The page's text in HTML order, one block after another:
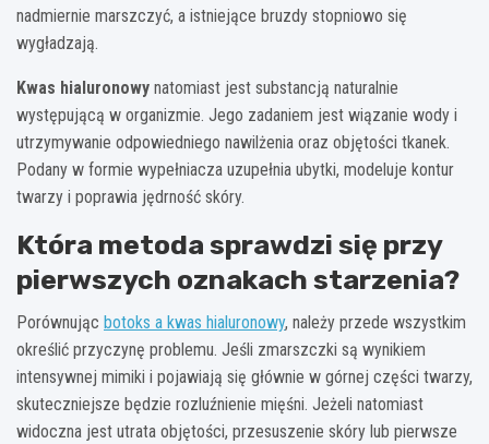
nadmiernie marszczyć, a istniejące bruzdy stopniowo się
wygładzają.
Kwas hialuronowy natomiast jest substancją naturalnie
występującą w organizmie. Jego zadaniem jest wiązanie wody i
utrzymywanie odpowiedniego nawilżenia oraz objętości tkanek.
Podany w formie wypełniacza uzupełnia ubytki, modeluje kontur
twarzy i poprawia jędrność skóry.
Która metoda sprawdzi się przy
pierwszych oznakach starzenia?
Porównując botoks a kwas hialuronowy, należy przede wszystkim
określić przyczynę problemu. Jeśli zmarszczki są wynikiem
intensywnej mimiki i pojawiają się głównie w górnej części twarzy,
skuteczniejsze będzie rozluźnienie mięśni. Jeżeli natomiast
widoczna jest utrata objętości, przesuszenie skóry lub pierwsze